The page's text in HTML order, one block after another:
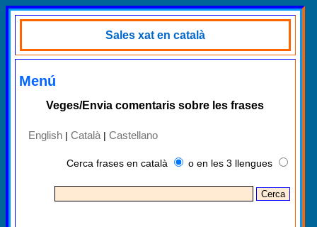
Sales xat en català
Menú
Veges/Envia comentaris sobre les frases
English | Català | Castellano
Cerca frases en català o en les 3 llengues